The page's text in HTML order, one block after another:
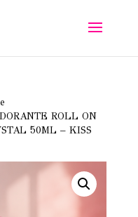
ROLL ON
50ML – KISS